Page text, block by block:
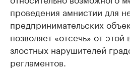
проведения амнистии для
предпринимательских
позволяет «отсечь» от
злостных нарушителей
регламентов.